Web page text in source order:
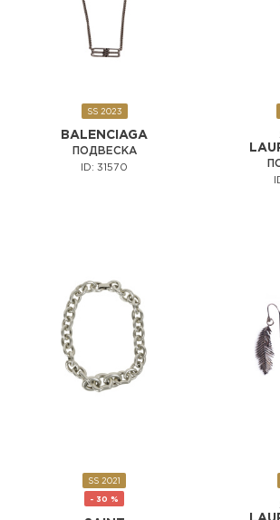
SS 2023
BALENCIAGA
ПОДВЕСКА
ID: 31570
SS 2021
- 30 %